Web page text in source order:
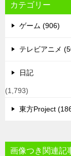
カテゴリー
ゲーム (906)
テレビアニメ
日記
(1,793)
東方Project
画像つき関連記